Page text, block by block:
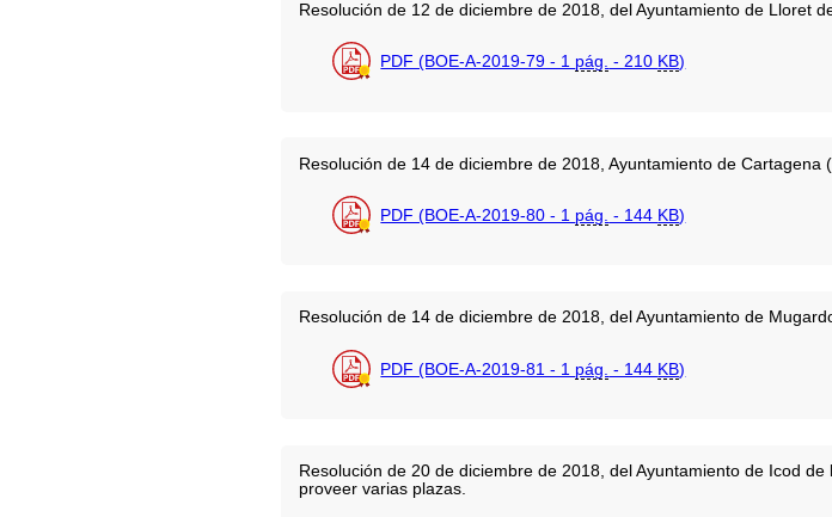
Resolución de 12 de diciembre de 2018, del Ayuntamiento de Lloret
PDF (BOE-A-2019-79 - 1 pág. - 210 KB)
Resolución de 14 de diciembre de 2018, Ayuntamiento de
PDF (BOE-A-2019-80 - 1 pág. - 144 KB)
Resolución de 14 de diciembre de 2018, del Ayuntamiento de
PDF (BOE-A-2019-81 - 1 pág. - 144 KB)
Resolución de 20 de diciembre de 2018, del Ayuntamiento de Icod
proveer varias plazas.